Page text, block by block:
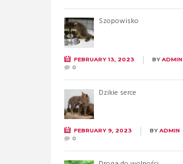
Szopowisko
FEBRUARY 13, 2023 BYADMIN
0
Dzikie serce
FEBRUARY 9, 2023 BYADMIN
0